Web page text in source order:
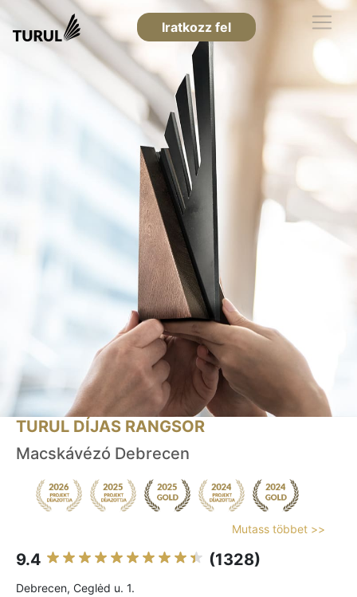
Iratkozz fel
TURUL DÍJAS RANGSOR
Macskávézó Debrecen
Mutass többet >>
9.4 (1328)
Debrecen, Ceglėd u. 1.